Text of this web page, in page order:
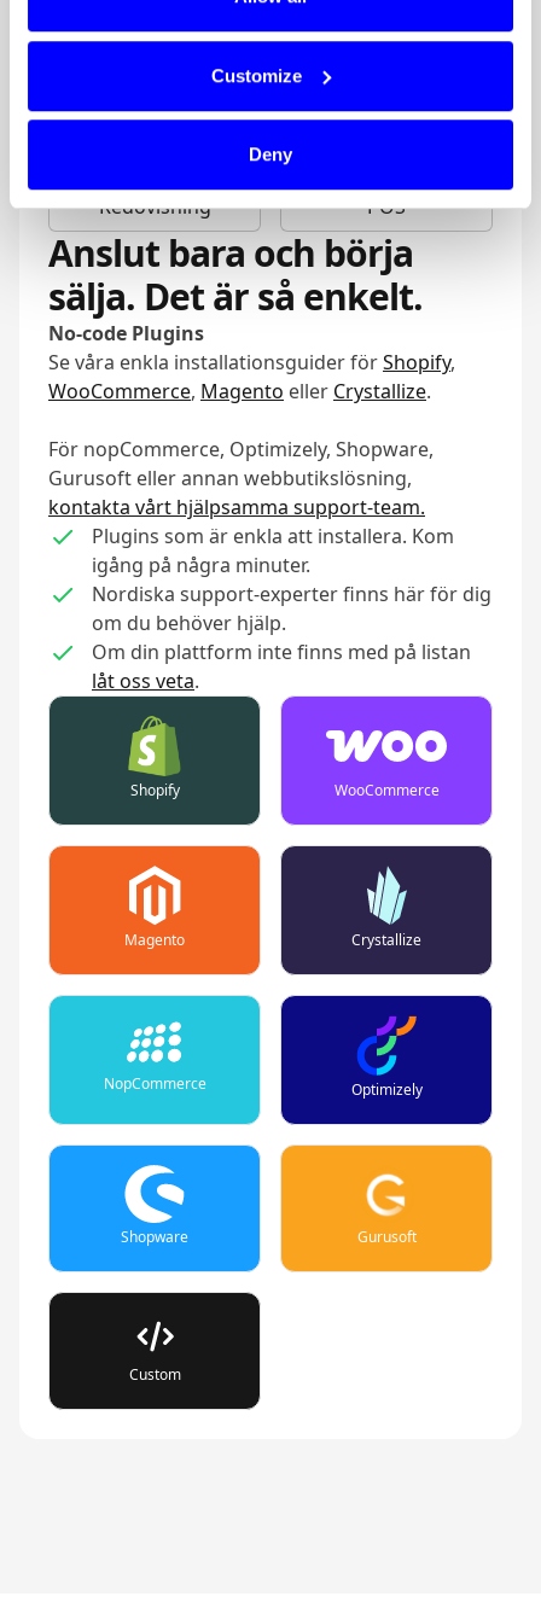
Customize
Deny
Anslut dina bokföringssystem, POS och
webhooks.
Redovisning POS
Anslut bara och börja
sälja. Det är så enkelt.
No-code Plugins
Se våra enkla installationsguider förShopify,
WooCommerce, Magento eller Crystallize.
För nopCommerce, Optimizely, Shopware,
Gurusoft eller annan webbutikslösning,
kontakta vårt hjälpsamma support-team.
Plugins som är enkla att installera. Kom
igång på några minuter.
Nordiska support-experter finns här för dig
om du behöver hjälp.
Om din plattform inte finns med på listan
låt oss veta.
Shopify WooCommerce
Magento Crystallize
NopCommerce Optimizely
Shopware Gurusoft
Custom